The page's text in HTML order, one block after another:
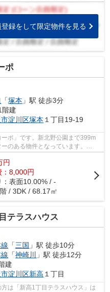
登録をして限定物件を見る
ポ
「塚本 」駅 徒歩3分
階建
淀川区塚本 １丁目19-19
ポ」です。新北野公園まで399m
のある物件となっています。
...
円
：8,000円
：表面10.00% / -
/ 3DK / 68.17㎡
テラスハウス
「三国 」駅 徒歩10分
「神崎川
」駅 徒歩12分
建
淀川区新高 １丁目
は「新高1丁目テラスハウス」は